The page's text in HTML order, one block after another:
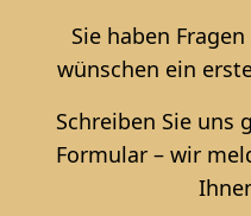
Sie haben
wünschen ein
Schreiben Sie uns
Formular – wir